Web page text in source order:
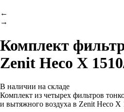
←
→
Комплект
Zenit Heco X
В наличии на складе
Комплект из четырех фильтров
и вытяжного воздуха в Zenit Heco X